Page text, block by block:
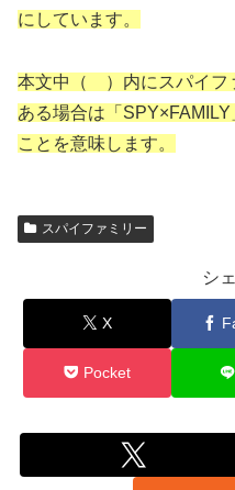
にしています。
本文中（ ）内にスパイフ
ある場合は「
ことを意味します。
スパイファミリー
シ
X
Pocket